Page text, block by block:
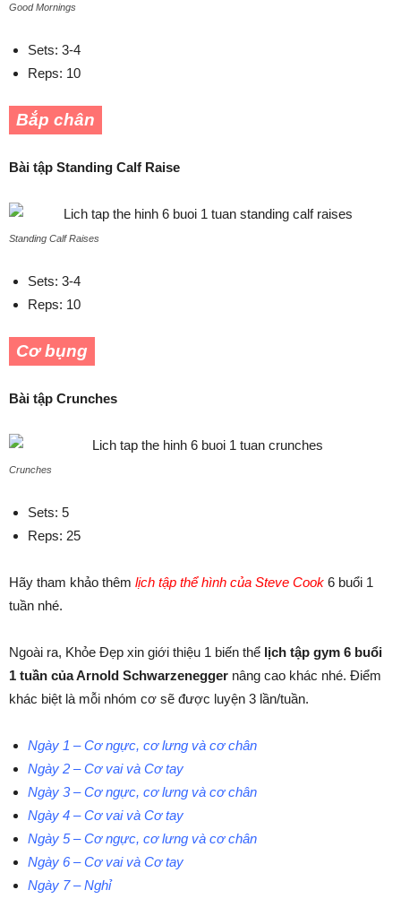
Good Mornings
Sets: 3-4
Reps: 10
Bắp chân
Bài tập Standing Calf Raise
Standing Calf Raises
Sets: 3-4
Reps: 10
Cơ bụng
Bài tập Crunches
Crunches
Sets: 5
Reps: 25
Hãy tham khảo thêm lịch tập thể hình của Steve Cook 6 buổi 1
tuần nhé.
Ngoài ra, Khỏe Đẹp xin giới thiệu 1 biến thể lịch tập gym 6 buổi
1 tuần của Arnold Schwarzenegger nâng cao khác nhé. Điểm
khác biệt là mỗi nhóm cơ sẽ được luyện 3 lần/tuần.
Ngày 1 – Cơ ngực, cơ lưng và cơ chân
Ngày 2 – Cơ vai và Cơ tay
Ngày 3 – Cơ ngực, cơ lưng và cơ chân
Ngày 4 – Cơ vai và Cơ tay
Ngày 5 – Cơ ngực, cơ lưng và cơ chân
Ngày 6 – Cơ vai và Cơ tay
Ngày 7 – Nghỉ